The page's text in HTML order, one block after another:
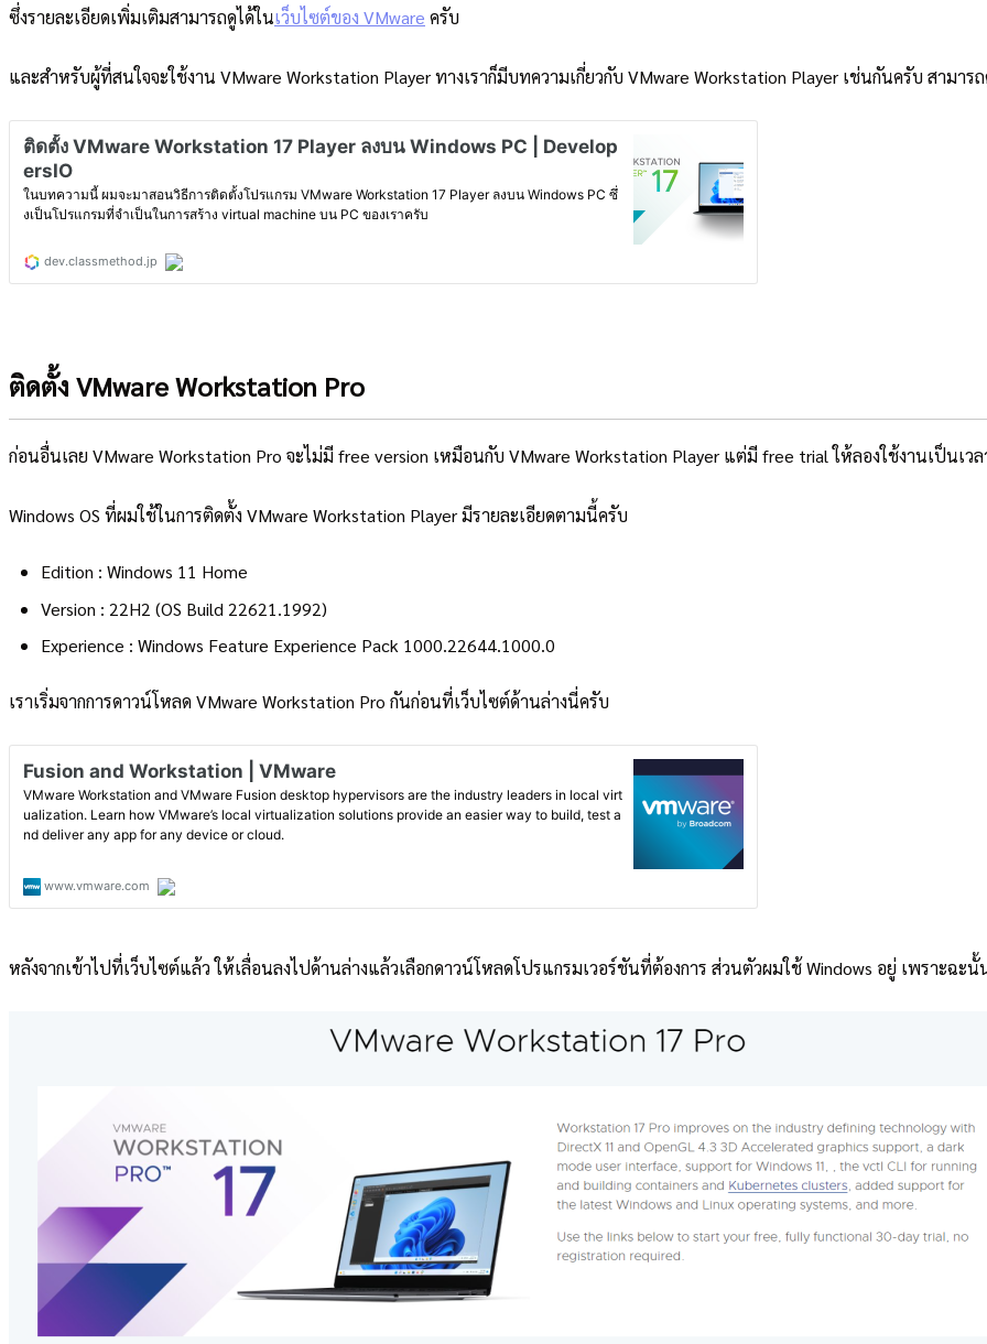
ซึ่งรายละเอียดเพิ่มเติมสามารถดูได้ในเว็บไซต์ของ VMware ครับ
และสำหรับผู้ที่สนใจจะใช้งาน VMware Workstation Player ทางเราก็มีบทความเกี่ยวกับ VMware Workstation Player เช่นกันครับ สามาร
ติดตั้ง VMware Workstation Pro
ก่อนอื่นเลย VMware Workstation Pro จะไม่มี free version เหมือนกับ VMware Workstation Player แต่มี free trial ให้ลองใช้งานเป็นเ
Windows OS ที่ผมใช้ในการติดตั้ง VMware Workstation Player มีรายละเอียดตามนี้ครับ
Edition : Windows 11 Home
Version : 22H2 (OS Build 22621.1992)
Experience : Windows Feature Experience Pack 1000.22644.1000.0
เราเริ่มจากการดาวน์โหลด VMware Workstation Pro กันก่อนที่เว็บไซต์ด้านล่างนี่ครับ
หลังจากเข้าไปที่เว็บไซต์แล้ว ให้เลื่อนลงไปด้านล่างแล้วเลือกดาวน์โหลดโปรแกรมเวอร์ชันที่ต้องการ ส่วนตัวผมใช้ Windows อยู่ เพราะฉะนั้